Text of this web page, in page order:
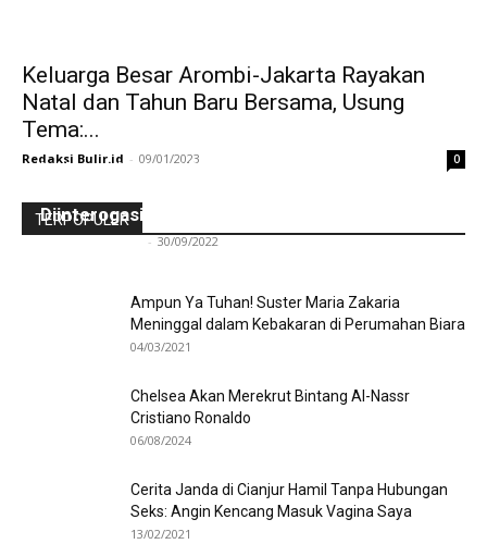
Keluarga Besar Arombi-Jakarta Rayakan
Natal dan Tahun Baru Bersama, Usung
Tema:...
Redaksi Bulir.id - 09/01/2023 0
TERPOPULER
Ini Kronologinya! Diduga Teriaki Kata Sambo,
Diinterogasi Aparat Polres Sikka
- 30/09/2022
Ampun Ya Tuhan! Suster Maria Zakaria
Meninggal dalam Kebakaran di Perumahan Biara
04/03/2021
Chelsea Akan Merekrut Bintang Al-Nassr
Cristiano Ronaldo
06/08/2024
Cerita Janda di Cianjur Hamil Tanpa Hubungan
Seks: Angin Kencang Masuk Vagina Saya
13/02/2021